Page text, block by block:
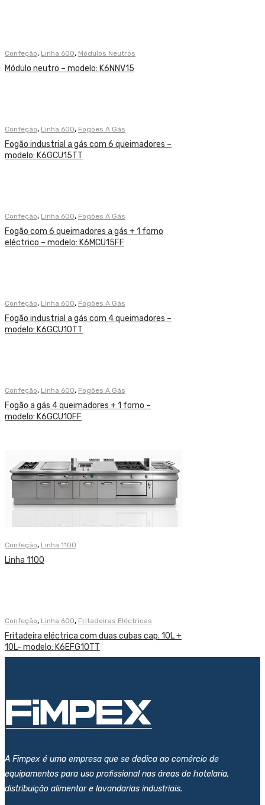
Confeção, Linha 600, Módulos Neutros
Módulo neutro – modelo: K6NNV15
Confeção, Linha 600, Fogões A Gás
Fogão industrial a gás com 6 queimadores –
modelo: K6GCU15TT
Confeção, Linha 600, Fogões A Gás
Fogão com 6 queimadores a gás + 1 forno
eléctrico – modelo: K6MCU15FF
Confeção, Linha 600, Fogões A Gás
Fogão industrial a gás com 4 queimadores –
modelo: K6GCU10TT
Confeção, Linha 600, Fogões A Gás
Fogão a gás 4 queimadores + 1 forno –
modelo: K6GCU10FF
Confeção, Linha 1100
Linha 1100
Confeção, Linha 600, Fritadeiras Eléctricas
Fritadeira eléctrica com duas cubas cap. 10L +
10L- modelo: K6EFG10TT
A Fimpex é uma empresa que se dedica ao comércio de
equipamentos para uso profissional nas áreas de hotelaria,
distribuição alimentar e lavandarias industriais.